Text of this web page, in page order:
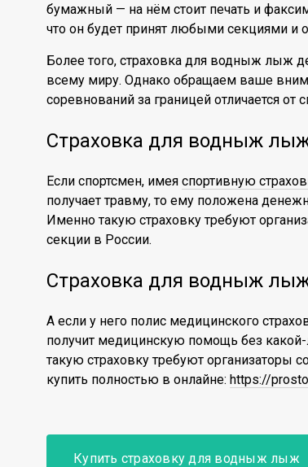
бумажный — на нём стоит печать и
что он будет принят любыми секциями и
Более того, страховка для водныж лыж
всему миру. Однако обращаем ваше
соревнований за границей отличается от
Страховка для водныж
Если спортсмен, имея спортивную
получает травму, то ему положена
Именно такую страховку требуют
секции в России.
Страховка для водныж
А если у него полис медицинского
получит медицинскую помощь без
такую страховку требуют
купить полностью в онлайне: https://
Купить страховку для водныж лыж